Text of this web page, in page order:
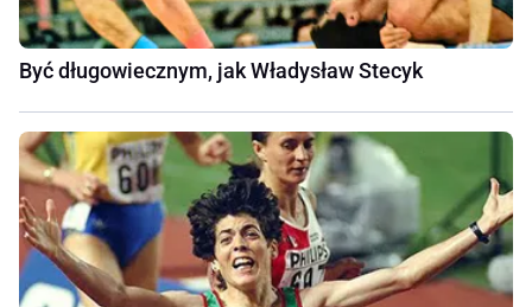
Być długowiecznym, jak Władysław Stecyk